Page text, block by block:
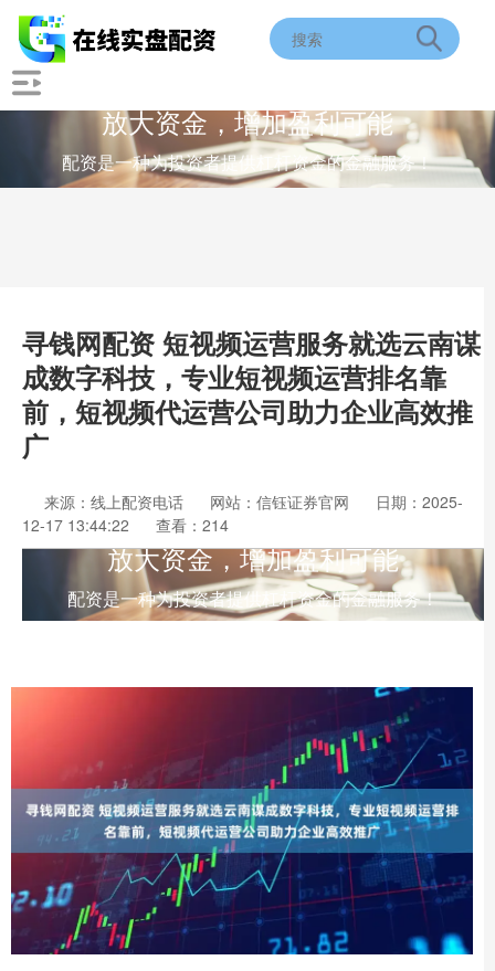
放大资金，增加盈利可能
配资是一种为投资者提供杠杆资金的金融服务！
寻钱网配资 短视频运营服务就选云南谋
成数字科技，专业短视频运营排名靠
前，短视频代运营公司助力企业高效推
广
来源：线上配资电话 网站：信钰证券官网
日期：2025-
12-17 13:44:22
查看：214
放大资金，增加盈利可能
配资是一种为投资者提供杠杆资金的金融服务！